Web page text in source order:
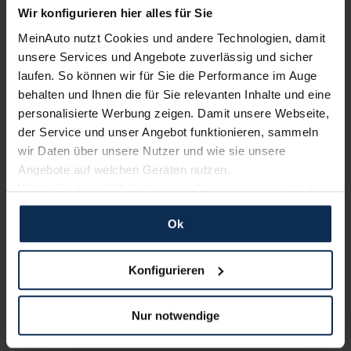
Wir konfigurieren hier alles für Sie
MeinAuto nutzt Cookies und andere Technologien, damit
unsere Services und Angebote zuverlässig und sicher
laufen. So können wir für Sie die Performance im Auge
behalten und Ihnen die für Sie relevanten Inhalte und eine
personalisierte Werbung zeigen. Damit unsere Webseite,
der Service und unser Angebot funktionieren, sammeln
wir Daten über unsere Nutzer und wie sie unsere
Angebote auf welchen Geräten nutzen.
Wenn Sie das „OK“ finden, sind Sie damit einverstanden
und erlauben uns Cookies für unseren Service zu
verwenden und diese Daten an Dritte weiterzugeben,
etwa an unsere Marketingpartner. Falls Sie dem nicht
zustimmen möchten, beschränken wir uns auf die
dann nicht auf Sie zuschneiden und Sie somit nicht
perfekt auf dem Weg zu Ihrem Neuwagen unterstützen.
Sie können die Einstellungen jederzeit anpassen oder
Ok
Konfigurieren
Nur notwendige
Mazda CX-6 Elektro
Mazda CX-6 Automatik
Mazda CX-6 Heckantrieb
Weitere Modelle der Marke
Mazda 2 kaufen
Mazda 6 kaufen
Mazda CX-5 kaufen
Mazda CX-80 kaufen